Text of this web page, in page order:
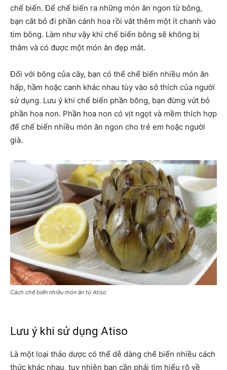
chế biến. Để chế biến ra những món ăn ngon từ bông,
bạn cắt bỏ đi phần cánh hoa rồi vắt thêm một ít chanh vào
tim bông. Làm như vậy khi chế biến bông sẽ không bị
thâm và có được một món ăn đẹp mắt.
Đối với bông của cây, bạn có thể chế biến nhiều món ăn
hấp, hầm hoặc canh khác nhau tùy vào sở thích của người
sử dụng. Lưu ý khi chế biến phần bông, bạn đừng vứt bỏ
phần hoa non. Phần hoa non có vịt ngọt và mềm thích hợp
để chế biến nhiều món ăn ngon cho trẻ em hoặc người
già.
Cách chế biến nhiều món ăn từ Atiso
Lưu ý khi sử dụng Atiso
Là một loại thảo dược có thể dễ dàng chế biến nhiều cách
thức khác nhau, tuy nhiên bạn cần phải tìm hiểu rõ về